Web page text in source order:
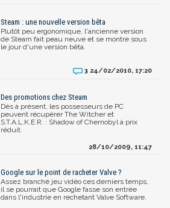
Steam : une nouvelle version bêta
Plutôt peu ergonomique, l'ancienne version
de Steam fait peau neuve et se montre sous
le jour d'une version bêta.
3 24/02/2010, 17:20
Des promotions chez Steam
Dès à présent, les possesseurs de PC
peuvent récupérer The Witcher et
S.T.A.L.K.E.R. : Shadow of Chernobyl à prix
réduit.
28/10/2009, 11:47
Google sur le point de racheter Valve ?
Assez branché jeu vidéo ces derniers temps,
il se pourrait que Google fasse son entrée
dans l'industrie en rechetant Valve Software.